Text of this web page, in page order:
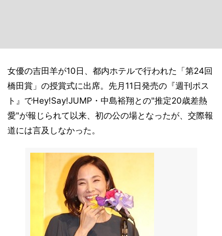
女優の吉田羊が10日、都内ホテルで行われた「第24回
橋田賞」の授賞式に出席。先月11日発売の『週刊ポス
ト』でHey!Say!JUMP・中島裕翔との"推定20歳差熱
愛"が報じられて以来、初の公の場となったが、交際報
道には言及しなかった。